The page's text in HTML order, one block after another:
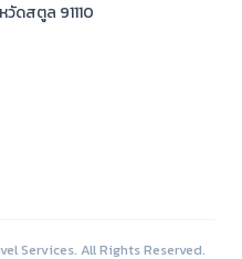
วัดสตูล 91110
Services. All Rights Reserved.